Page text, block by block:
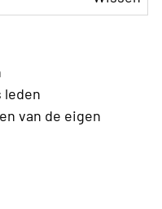
leden
van de eigen